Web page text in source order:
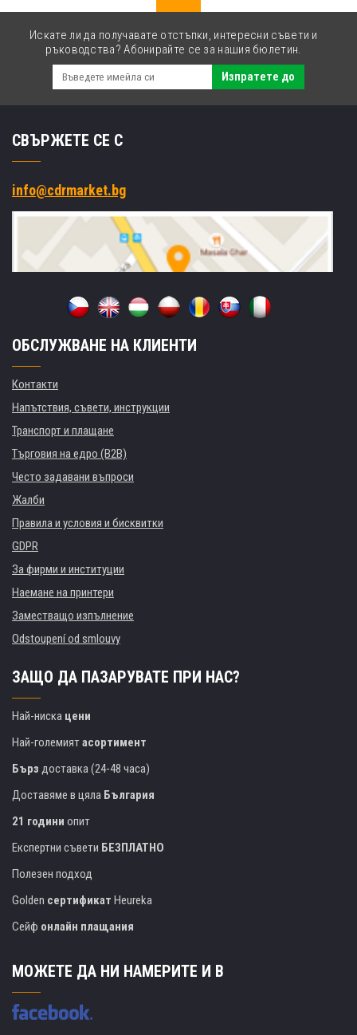
(yellow)
Искате ли да получавате отстъпки, интересни съвети и
ръководства? Абонирайте се за нашия бюлетин.
Изпратете до
СВЪРЖЕТЕ СЕ С
info@cdrmarket.bg
ОБСЛУЖВАНЕ НА КЛИЕНТИ
Контакти
Напътствия, съвети, инструкции
Транспорт и плащане
Търговия на едро (B2B)
Често задавани въпроси
Жалби
Правила и условия и бисквитки
GDPR
За фирми и институции
Наемане на принтери
Заместващо изпълнение
Odstoupení od smlouvy
ЗАЩО ДА ПАЗАРУВАТЕ ПРИ НАС?
Най-ниска цени
Най-големиятасортимент
Бърз доставка (24-48 часа)
Доставяме в цяла България
21 години опит
Експертни съвети БЕЗПЛАТНО
Полезен подход
Golden сертификат Heureka
Сейф онлайн плащания
МОЖЕТЕ ДА НИ НАМЕРИТЕ И В